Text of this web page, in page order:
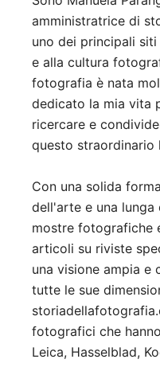
amministratrice di
uno dei principali
e alla cultura
fotografia è nata
dedicato la mia vita
ricercare e
questo straordinario
Con una solida
dell'arte e una lunga
mostre fotografiche
articoli su riviste
una visione ampia
tutte le sue
fotografici che
Leica, Hasselblad,